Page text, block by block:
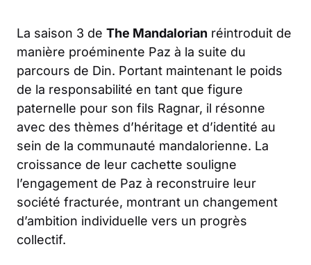
La saison 3 de The Mandalorian réintroduit de
manière proéminente Paz à la suite du
parcours de Din. Portant maintenant le poids
de la responsabilité en tant que figure
paternelle pour son fils Ragnar, il résonne
avec des thèmes d’héritage et d’identité au
sein de la communauté mandalorienne. La
croissance de leur cachette souligne
l’engagement de Paz à reconstruire leur
société fracturée, montrant un changement
d’ambition individuelle vers un progrès
collectif.